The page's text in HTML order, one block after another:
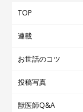
TOP
連載
お世話のコツ
投稿写真
獣医師Q&A